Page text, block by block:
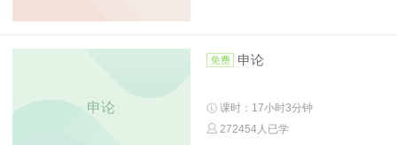
申论
申论
课时：17小时3分钟
272454人已学